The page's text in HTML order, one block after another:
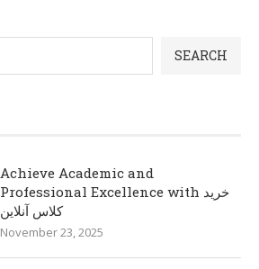
SEARCH
Achieve Academic and
Professional Excellence with خرید
کلاس آنلاین
November 23, 2025